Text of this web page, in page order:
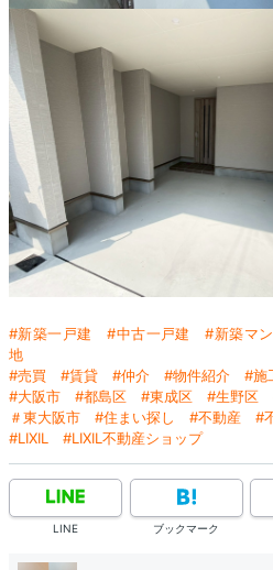
#新築一戸建 #中古一戸建 #新築マ
地
#売買 #賃貸 #仲介 #物件紹介 #施
#大阪市 #都島区 #東成区 #生野区
＃東大阪市 #住まい探し #不動産 #
#LIXIL #LIXIL不動産ショップ
LINE ブックマーク